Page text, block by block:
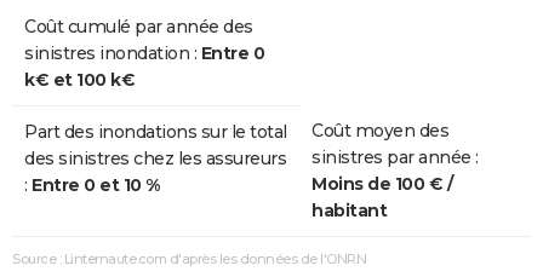
Inondations
et/ou
Coulées de
14/08/1993
Inondations
et/ou
Boue
05/07/1993 08/07/1993
Coût cumulé par année des
sinistres inondation : Entre 0
k€ et 100 k€
Part des inondations sur le total
des sinistres chez les assureurs
: Entre 0 et 10 %
Coût moyen des
sinistres par année :
Moins de 100 € /
habitant
Source : Linternaute.com d'après les données de l'ONRN